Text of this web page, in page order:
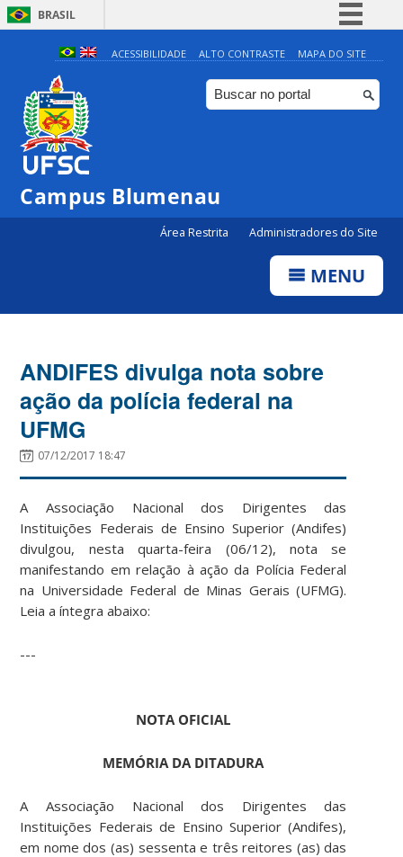
BRASIL
Simplifique!
Comunica BR
Participe
ACESSIBILIDADE ALTO CONTRASTE MAPA DO SITE
Campus Blumenau
Área Restrita Administradores do Site
MENU
ANDIFES divulga nota sobre
ação da polícia federal na
UFMG
07/12/2017 18:47
A Associação Nacional dos Dirigentes das
Instituições Federais de Ensino Superior (Andifes)
divulgou, nesta quarta-feira (06/12), nota se
manifestando em relação à ação da Polícia Federal
na Universidade Federal de Minas Gerais (UFMG).
Leia a íntegra abaixo:
---
NOTA OFICIAL
MEMÓRIA DA DITADURA
A Associação Nacional dos Dirigentes das
Instituições Federais de Ensino Superior (Andifes),
em nome dos (as) sessenta e três reitores (as) das